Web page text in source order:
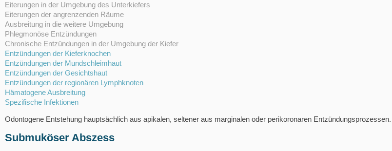
Eiterungen in der Umgebung des Unterkiefers
Eiterungen der angrenzenden Räume
Ausbreitung in die weitere Umgebung
Phlegmonöse Entzündungen
Chronische Entzündungen in der Umgebung der Kiefer
Entzündungen der Kieferknochen
Entzündungen der Mundschleimhaut
Entzündungen der Gesichtshaut
Entzündungen der regionären Lymphknoten
Hämatogene Ausbreitung
Spezifische Infektionen
Odontogene Entstehung hauptsächlich aus apikalen, seltener aus marginalen oder perikoronaren Entzündungsprozessen.
Submuköser Abszess